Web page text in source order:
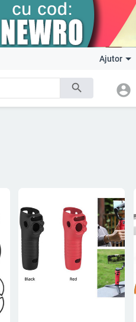
search
Ajutor
account_circle